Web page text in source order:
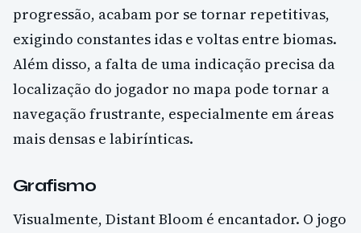
progressão, acabam por se tornar repetitivas,
exigindo constantes idas e voltas entre biomas.
Além disso, a falta de uma indicação precisa da
localização do jogador no mapa pode tornar a
navegação frustrante, especialmente em áreas
mais densas e labirínticas.
Grafismo
Visualmente, Distant Bloom é encantador. O jogo